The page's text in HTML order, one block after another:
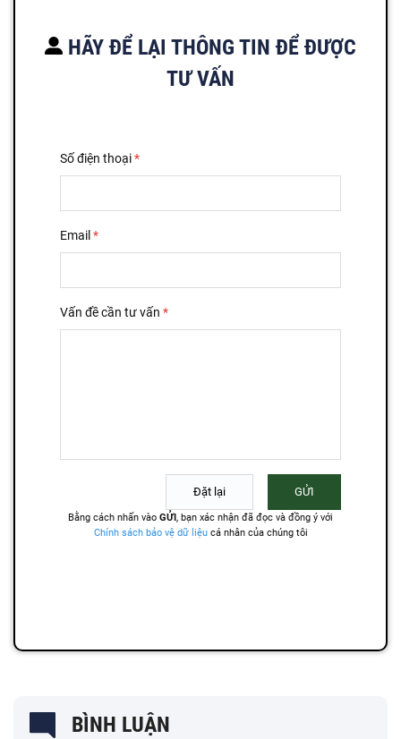
HÃY ĐỂ LẠI THÔNG TIN ĐỂ ĐƯỢC
TƯ VẤN
BÌNH LUẬN